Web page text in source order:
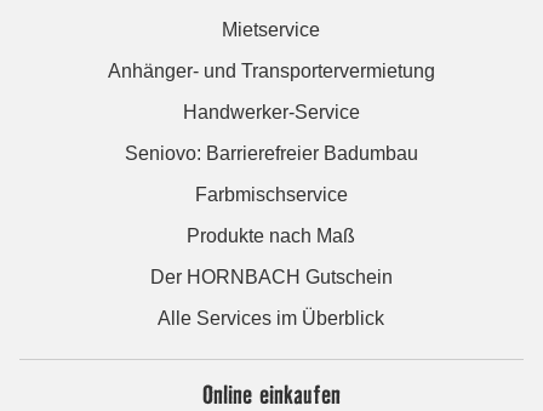
Mietservice
Anhänger- und Transportervermietung
Handwerker-Service
Seniovo: Barrierefreier Badumbau
Farbmischservice
Produkte nach Maß
Der HORNBACH Gutschein
Alle Services im Überblick
Online einkaufen